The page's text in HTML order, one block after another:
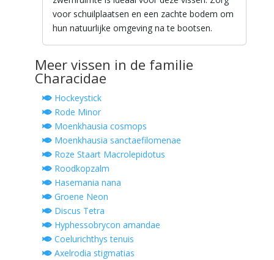
voor schuilplaatsen en een zachte bodem om
hun natuurlijke omgeving na te bootsen.
Meer vissen in de familie
Characidae
Hockeystick
Rode Minor
Moenkhausia cosmops
Moenkhausia sanctaefilomenae
Roze Staart Macrolepidotus
Roodkopzalm
Hasemania nana
Groene Neon
Discus Tetra
Hyphessobrycon amandae
Coelurichthys tenuis
Axelrodia stigmatias